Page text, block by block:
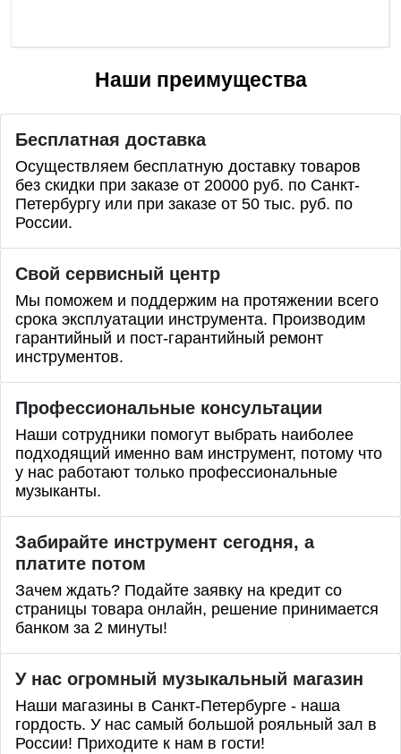
Наши преимущества
Бесплатная доставка
Осуществляем бесплатную доставку товаров
без скидки при заказе от 20000 руб. по Санкт-
Петербургу или при заказе от 50 тыс. руб. по
России.
Свой сервисный центр
Мы поможем и поддержим на протяжении всего
срока эксплуатации инструмента. Производим
гарантийный и пост-гарантийный ремонт
инструментов.
Профессиональные консультации
Наши сотрудники помогут выбрать наиболее
подходящий именно вам инструмент, потому что
у нас работают только профессиональные
музыканты.
Забирайте инструмент сегодня, а
платите потом
Зачем ждать? Подайте заявку на кредит со
страницы товара онлайн, решение принимается
банком за 2 минуты!
У нас огромный музыкальный магазин
Наши магазины в Санкт-Петербурге - наша
гордость. У нас самый большой рояльный зал в
России! Приходите к нам в гости!